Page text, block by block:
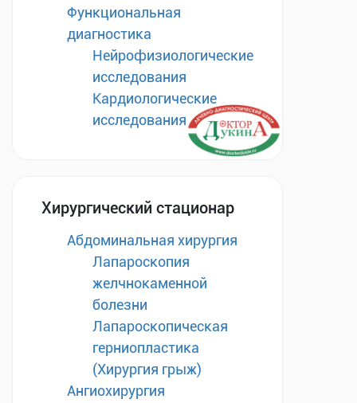
Функциональная
диагностика
Нейрофизиологические
исследования
Кардиологические
исследования
Хирургический стационар
Абдоминальная хирургия
Лапароскопия
желчнокаменной
болезни
Лапароскопическая
герниопластика
(Хирургия грыж)
Ангиохирургия